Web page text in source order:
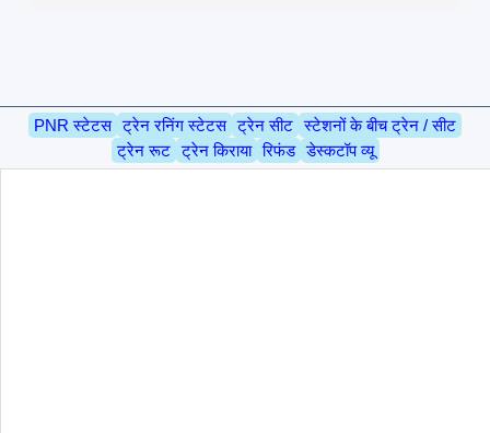
PNR स्टेटस ट्रेन रनिंग स्टेटस ट्रेन सीट स्टेशनों के बीच ट्रेन / सीट
ट्रेन रूट ट्रेन किराया रिफंड डेस्कटॉप व्यू